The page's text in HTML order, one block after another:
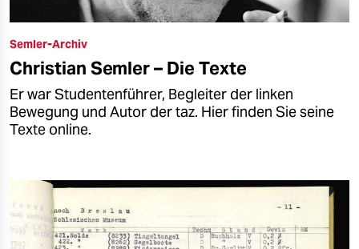
Semler-Archiv
Christian Semler – Die Texte
Er war Studentenführer, Begleiter der linken
Bewegung und Autor der taz. Hier finden Sie seine
Texte online.